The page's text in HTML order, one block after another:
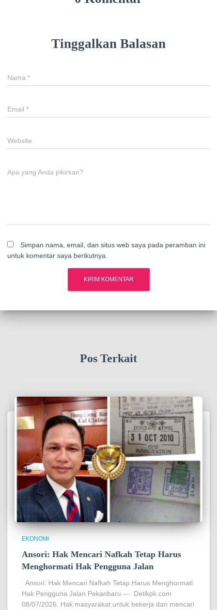
Tinggalkan Balasan
Nama *
Email *
Website
Apa yang Anda pikirkan?
Simpan nama, email, dan situs web saya pada peramban ini
untuk komentar saya berikutnya.
Pos Terkait
EKONOMI
Ansori: Hak Mencari Nafkah Tetap Harus
Menghormati Hak Pengguna Jalan
Ansori: Hak Mencari Nafkah Tetap Harus Menghormati
Hak Pengguna Jalan Pekanbaru — Detikpk.com
08/07/2026. Hak masyarakat untuk bekerja dan mencari